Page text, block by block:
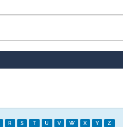
R S T U V W X Y Z